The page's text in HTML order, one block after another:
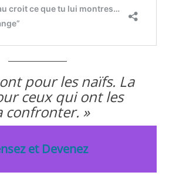
pour les naïfs. La
ceux qui ont les
confronter. »
et Devenez